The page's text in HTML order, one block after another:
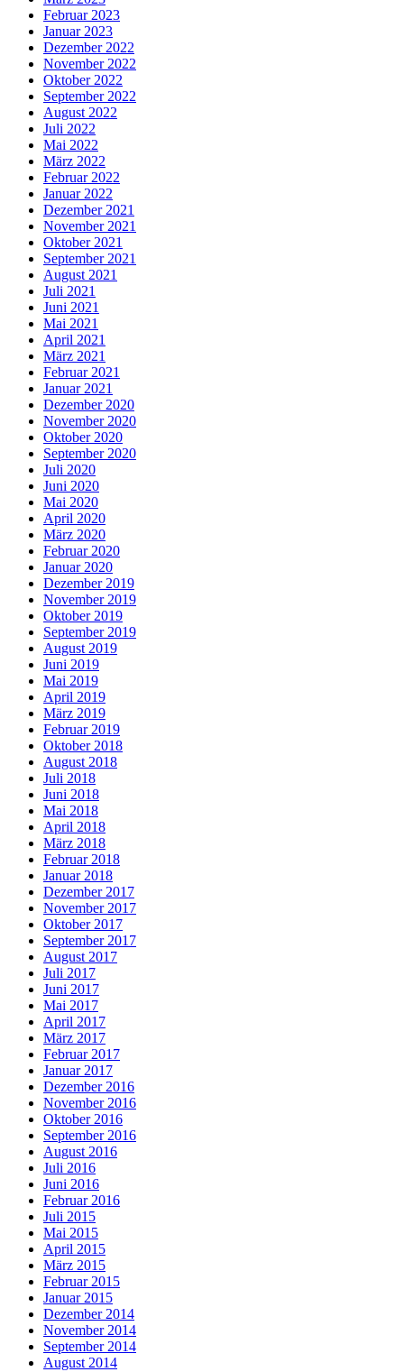
Februar 2023
Januar 2023
Dezember 2022
November 2022
Oktober 2022
September 2022
August 2022
Juli 2022
Mai 2022
März 2022
Februar 2022
Januar 2022
Dezember 2021
November 2021
Oktober 2021
September 2021
August 2021
Juli 2021
Juni 2021
Mai 2021
April 2021
März 2021
Februar 2021
Januar 2021
Dezember 2020
November 2020
Oktober 2020
September 2020
Juli 2020
Juni 2020
Mai 2020
April 2020
März 2020
Februar 2020
Januar 2020
Dezember 2019
November 2019
Oktober 2019
September 2019
August 2019
Juni 2019
Mai 2019
April 2019
März 2019
Februar 2019
Oktober 2018
August 2018
Juli 2018
Juni 2018
Mai 2018
April 2018
März 2018
Februar 2018
Januar 2018
Dezember 2017
November 2017
Oktober 2017
September 2017
August 2017
Juli 2017
Juni 2017
Mai 2017
April 2017
März 2017
Februar 2017
Januar 2017
Dezember 2016
November 2016
Oktober 2016
September 2016
August 2016
Juli 2016
Juni 2016
Februar 2016
Juli 2015
Mai 2015
April 2015
März 2015
Februar 2015
Januar 2015
Dezember 2014
November 2014
September 2014
August 2014